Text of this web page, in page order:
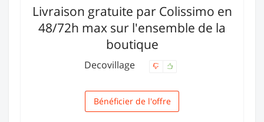
Livraison gratuite par Colissimo en
48/72h max sur l'ensemble de la
boutique
Decovillage
Livraison
Bénéficier de l'offre